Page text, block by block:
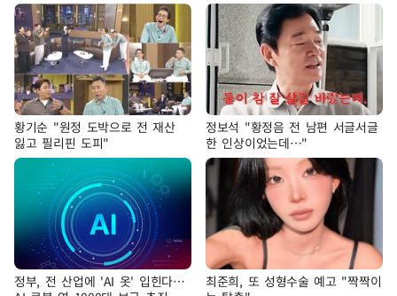
황기순 "원정 도박으로 전 재산
잃고 필리핀 도피"
정보석 "황정음 전 남편 서글서글
한 인상이었는데…"
정부, 전 산업에 'AI 옷' 입힌다…
최준희, 또 성형수술 예고 "짝짝이